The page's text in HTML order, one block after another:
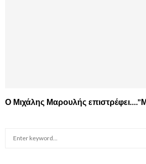
Ο Μιχάλης Μαρουλής